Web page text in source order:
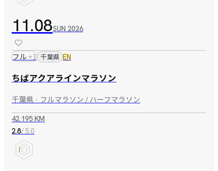
11.08SUN 2026
フル+1 千葉県 EN
ちばアクアラインマラソン
千葉県 · フルマラソン / ハーフマラソン
42.195 KM
2.8/ 5.0